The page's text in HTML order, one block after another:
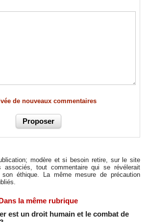
de nouveaux commentaires
modère et si besoin retire, sur le site
associés, tout commentaire qui se révélerait
éthique. La même mesure de précaution
la même rubrique
est un droit humain et le combat de